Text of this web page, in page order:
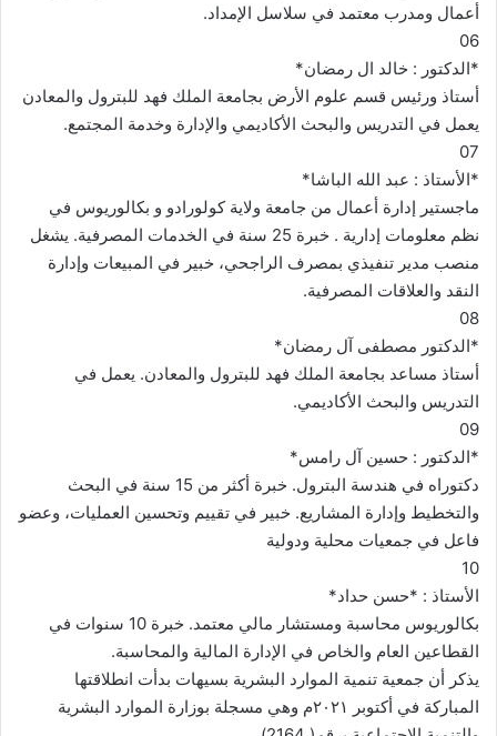
أعمال ومدرب معتمد في سلاسل الإمداد.
06
*الدكتور : خالد ال رمضان*
أستاذ ورئيس قسم علوم الأرض بجامعة الملك فهد للبترول والمعادن
يعمل في التدريس والبحث الأكاديمي والإدارة وخدمة المجتمع.
07
*الأستاذ : عبد الله الباشا*
ماجستير إدارة أعمال من جامعة ولاية كولورادو و بكالوريوس في
نظم معلومات إدارية . خبرة 25 سنة في الخدمات المصرفية. يشغل
منصب مدير تنفيذي بمصرف الراجحي، خبير في المبيعات وإدارة
النقد والعلاقات المصرفية.
08
*الدكتور مصطفى آل رمضان*
أستاذ مساعد بجامعة الملك فهد للبترول والمعادن. يعمل في
التدريس والبحث الأكاديمي.
09
*الدكتور : حسين آل رامس*
دكتوراه في هندسة البترول. خبرة أكثر من 15 سنة في البحث
والتخطيط وإدارة المشاريع. خبير في تقييم وتحسين العمليات، وعضو
فاعل في جمعيات محلية ودولية
10
الأستاذ : *حسن حداد*
بكالوريوس محاسبة ومستشار مالي معتمد. خبرة 10 سنوات في
القطاعين العام والخاص في الإدارة المالية والمحاسبة.
يذكر أن جمعية تنمية الموارد البشرية بسيهات بدأت انطلاقتها
المباركة في أكتوبر ٢٠٢١م وهي مسجلة بوزارة الموارد البشرية